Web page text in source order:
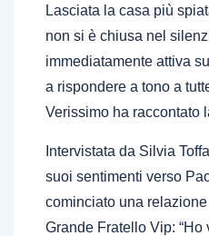
Lasciata la casa più
non si è chiusa nel
immediatamente attiva
a rispondere a tono a
Verissimo ha raccontato
Intervistata da Silvia
suoi sentimenti verso
cominciato una
Grande Fratello Vip: